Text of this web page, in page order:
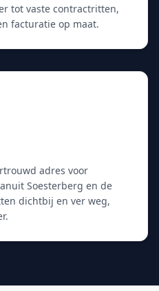
tot vaste contractritten,
facturatie op maat.
adres voor
Soesterberg en de
dichtbij en ver weg,